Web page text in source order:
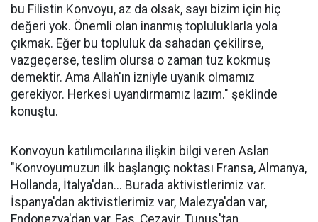
bu Filistin Konvoyu, az da olsak, sayı bizim için hiç
değeri yok. Önemli olan inanmış topluluklarla yola
çıkmak. Eğer bu topluluk da sahadan çekilirse,
vazgeçerse, teslim olursa o zaman tuz kokmuş
demektir. Ama Allah'ın izniyle uyanık olmamız
gerekiyor. Herkesi uyandırmamız lazım." şeklinde
konuştu.
Konvoyun katılımcılarına ilişkin bilgi veren Aslan
"Konvoyumuzun ilk başlangıç noktası Fransa, Almanya,
Hollanda, İtalya'dan... Burada aktivistlerimiz var.
İspanya'dan aktivistlerimiz var, Malezya'dan var,
Endonezya'dan var, Fas, Cezayir, Tunus'tan